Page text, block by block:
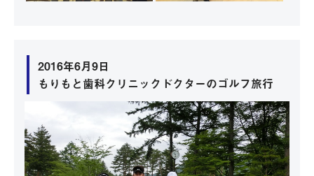
2016年6月9日
もりもと歯科クリニックドクターのゴルフ旅行